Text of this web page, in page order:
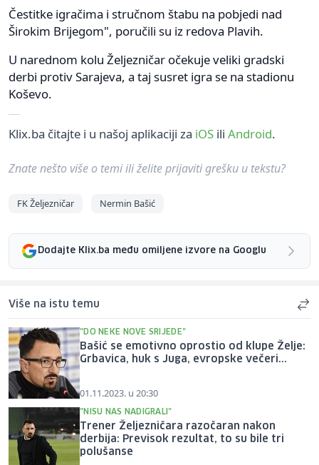
Čestitke igračima i stručnom štabu na pobjedi nad
Širokim Brijegom", poručili su iz redova Plavih.
U narednom kolu Željezničar očekuje veliki gradski
derbi protiv Sarajeva, a taj susret igra se na stadionu
Koševo.
Klix.ba čitajte i u našoj aplikaciji za iOS ili Android.
Znate nešto više o temi ili želite prijaviti grešku u tekstu?
FK Željezničar Nermin Bašić
Dodajte Klix.ba među omiljene izvore na Googlu
Više na istu temu
"DO NEKE NOVE SRIJEDE"
Bašić se emotivno oprostio od klupe Želje:
Grbavica, huk s Juga, evropske večeri...
01.11.2023. u 20:30
"NISU NAS NADIGRALI"
Trener Željezničara razočaran nakon
derbija: Previsok rezultat, to su bile tri
polušanse